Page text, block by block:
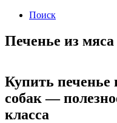
Поиск
Печенье из
Купить печенье
собак —
класса